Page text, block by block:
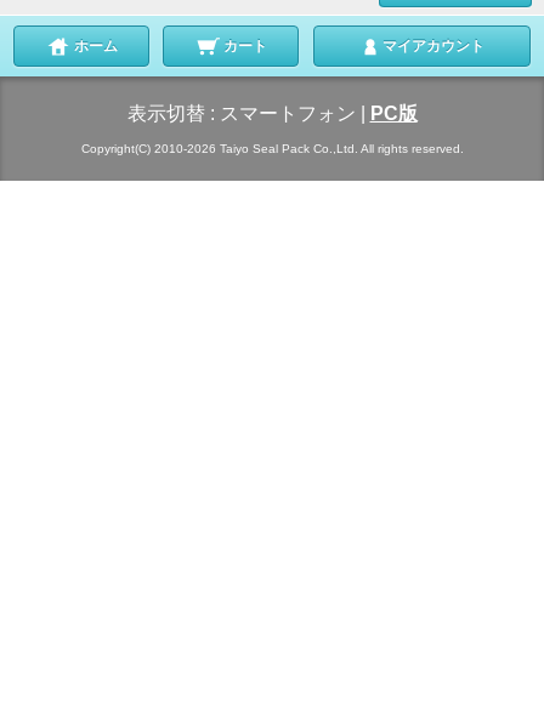
ホーム カート マイアカウント
表示切替 : スマートフォン PC版
Copyright(C) 2010-2026 Taiyo Seal Pack Co.,Ltd. All rights reserved.